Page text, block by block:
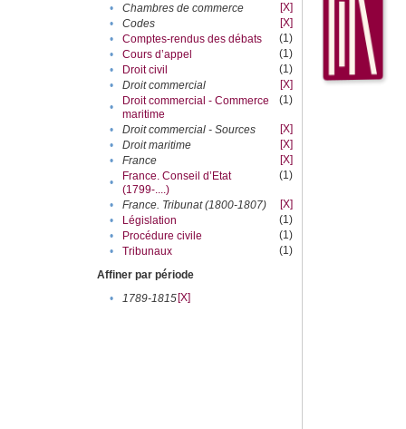
•
Chambres de commerce
[X]
•
Codes
[X]
•
Comptes-rendus des débats
(1)
•
Cours d’appel
(1)
•
Droit civil
(1)
•
Droit commercial
[X]
•
Droit commercial - Commerce
maritime
(1)
• Droit commercial - Sources
[X]
•
Droit maritime
[X]
•
France
[X]
•
France. Conseil d’Etat
(1799-....)
(1)
• France. Tribunat (1800-1807)
[X]
•
Législation
(1)
•
Procédure civile
(1)
•
Tribunaux
(1)
Affiner par période
•
1789-1815[X]